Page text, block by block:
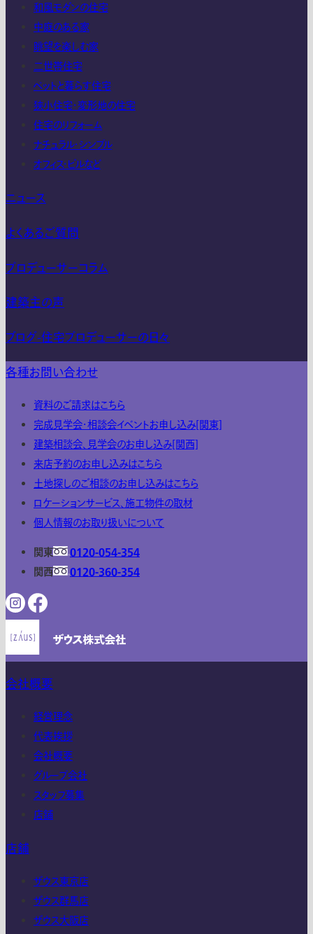
和風モダンの住宅
中庭のある家
眺望を楽しむ家
二世帯住宅
ペットと暮らす住宅
狭小住宅・変形地の住宅
住宅のリフォーム
ナチュラル・シンプル
オフィス・ビルなど
ニュース
よくあるご質問
プロデューサーコラム
建築主の声
ブログ-住宅プロデューサーの日々
各種お問い合わせ
資料のご請求はこちら
完成見学会・相談会イベントお申し込み[関東]
建築相談会、見学会のお申し込み[関西]
来店予約のお申し込みはこちら
土地探しのご相談のお申し込みはこちら
ロケーションサービス、施工物件の取材
個人情報のお取り扱いについて
関東
0120-054-354
関西
0120-360-354
会社概要
経営理念
代表挨拶
会社概要
グループ会社
スタッフ募集
店舗
店舗
ザウス東京店
ザウス群馬店
ザウス大阪店